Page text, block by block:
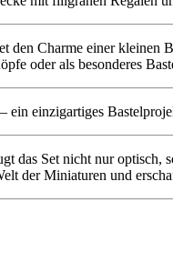
den Charme einer
oder als besonderes
das Set nicht nur
der Miniaturen und